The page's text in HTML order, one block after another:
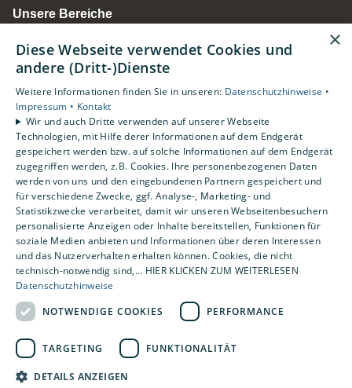
Unsere Bereiche
Gewerbekunden
Karriere
Unternehmen
Kontakt
Standorte
Duisburg
Essen
×
Diese Webseite verwendet Cookies und
andere (Dritt-)Dienste
Weitere Informationen finden Sie in unseren: Datenschutzhinweise •
Impressum • Kontakt
Wir und auch Dritte verwenden auf unserer Webseite
Technologien, mit Hilfe derer Informationen auf dem Endgerät
gespeichert werden bzw. auf solche Informationen auf dem Endgerät
zugegriffen werden, z.B. Cookies. Ihre personenbezogenen Daten
werden von uns und den eingebundenen Partnern gespeichert und
für verschiedene Zwecke, ggf. Analyse-, Marketing- und
Statistikzwecke verarbeitet, damit wir unseren Webseitenbesuchern
personalisierte Anzeigen oder Inhalte bereitstellen, Funktionen für
soziale Medien anbieten und Informationen über deren Interessen
und das Nutzerverhalten erhalten können. Cookies, die nicht
technisch-notwendig sind,... HIER KLICKEN ZUM WEITERLESEN
Datenschutzhinweise
NOTWENDIGE COOKIES
PERFORMANCE
TARGETING FUNKTIONALITÄT
DETAILS ANZEIGEN